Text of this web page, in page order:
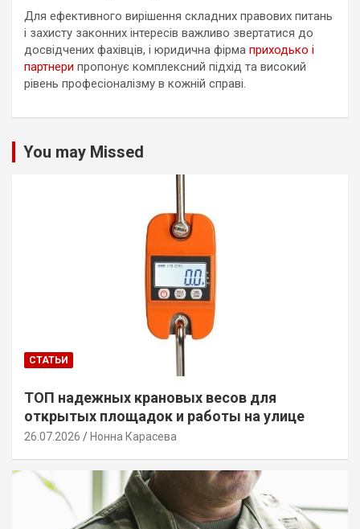
Для ефективного вирішення складних правових питань
і захисту законних інтересів важливо звертатися до
досвідчених фахівців, і юридична фірма приходько і
партнери пропонує комплексний підхід та високий
рівень професіоналізму в кожній справі.
You may Missed
СТАТЬИ
ТОП надежных крановых весов для
открытых площадок и работы на улице
26.07.2026 Нонна Карасева